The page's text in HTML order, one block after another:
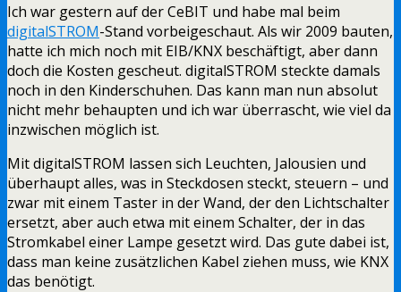
Ich war gestern auf der CeBIT und habe mal beim
digitalSTROM-Stand vorbeigeschaut. Als wir 2009 bauten,
hatte ich mich noch mit EIB/KNX beschäftigt, aber dann
doch die Kosten gescheut. digitalSTROM steckte damals
noch in den Kinderschuhen. Das kann man nun absolut
nicht mehr behaupten und ich war überrascht, wie viel da
inzwischen möglich ist.
Mit digitalSTROM lassen sich Leuchten, Jalousien und
überhaupt alles, was in Steckdosen steckt, steuern – und
zwar mit einem Taster in der Wand, der den Lichtschalter
ersetzt, aber auch etwa mit einem Schalter, der in das
Stromkabel einer Lampe gesetzt wird. Das gute dabei ist,
dass man keine zusätzlichen Kabel ziehen muss, wie KNX
das benötigt.